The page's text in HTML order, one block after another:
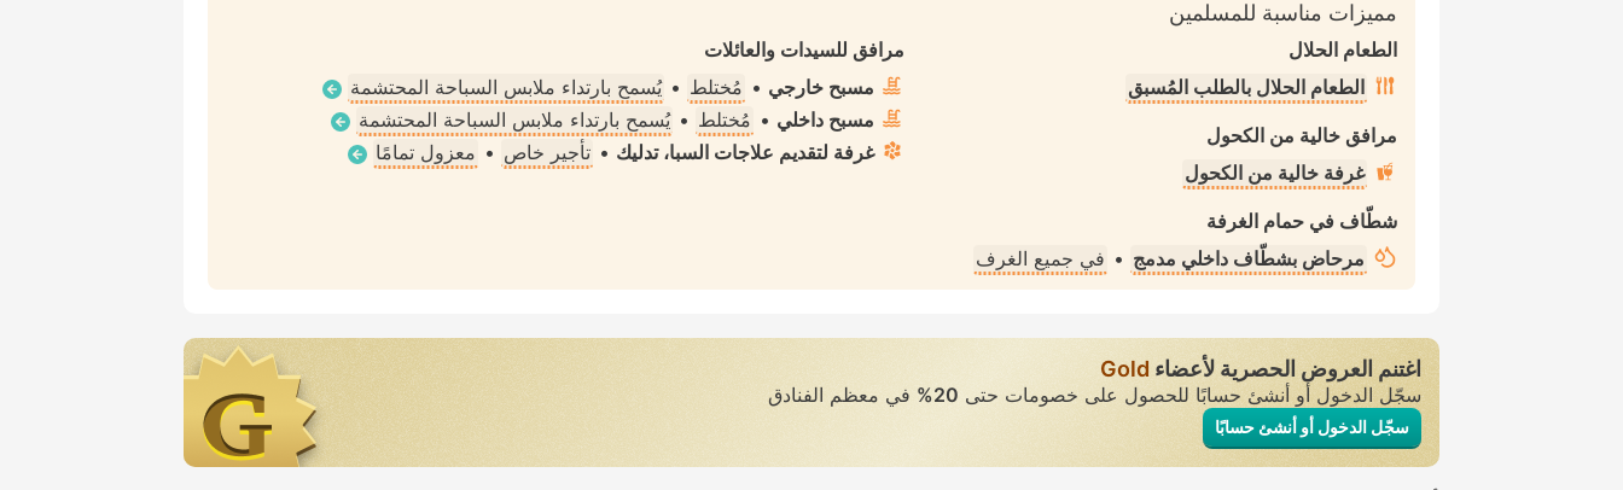
مميزات مناسبة للمسلمين
الطعام الحلال
الطعام الحلال بالطلب المُسبق
مرافق خالية من الكحول
غرفة خالية من الكحول
شطّاف في حمام الغرفة
مرحاض بشطّاف داخلي مدمج • في جميع الغرف
مرافق للسيدات والعائلات
مسبح خارجي • مُختلط • يُسمح بارتداء ملابس السباحة المحتشمة
مسبح داخلي • مُختلط • يُسمح بارتداء ملابس السباحة المحتشمة
غرفة لتقديم علاجات السبا، تدليك • تأجير خاص • معزول تمامًا
اغتنم العروض الحصرية لأعضاء Gold
سجّل الدخول أو أنشئ حسابًا للحصول على خصومات حتى 20% في معظم الفنادق
سجّل الدخول أو أنشئ حسابًا